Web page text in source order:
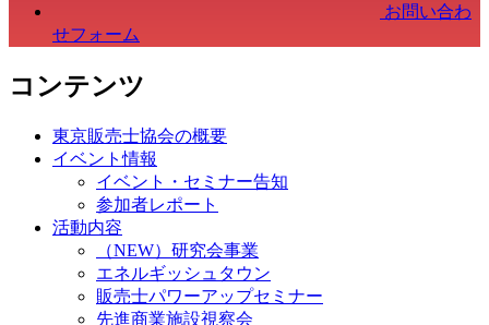
お問い合わ
せフォーム
コンテンツ
東京販売士協会の概要
イベント情報
イベント・セミナー告知
参加者レポート
活動内容
（NEW）研究会事業
エネルギッシュタウン
販売士パワーアップセミナー
先進商業施設視察会